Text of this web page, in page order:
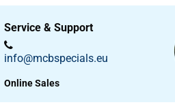
Service & Support
info@mcbspecials.eu
Online Sales